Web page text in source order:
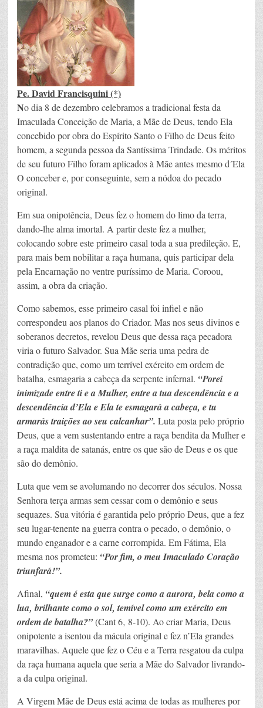
Pe. David Francisquini (*)
No dia 8 de dezembro celebramos a tradicional festa da
Imaculada Conceição de Maria, a Mãe de Deus, tendo Ela
concebido por obra do Espírito Santo o Filho de Deus feito
homem, a segunda pessoa da Santíssima Trindade. Os méritos
de seu futuro Filho foram aplicados à Mãe antes mesmo d´Ela
O conceber e, por conseguinte, sem a nódoa do pecado
original.
Em sua onipotência, Deus fez o homem do limo da terra,
dando-lhe alma imortal. A partir deste fez a mulher,
colocando sobre este primeiro casal toda a sua predileção. E,
para mais bem nobilitar a raça humana, quis participar dela
pela Encarnação no ventre puríssimo de Maria. Coroou,
assim, a obra da criação.
Como sabemos, esse primeiro casal foi infiel e não
correspondeu aos planos do Criador. Mas nos seus divinos e
soberanos decretos, revelou Deus que dessa raça pecadora
viria o futuro Salvador. Sua Mãe seria uma pedra de
contradição que, como um terrível exército em ordem de
batalha, esmagaria a cabeça da serpente infernal. “Porei
inimizade entre ti e a Mulher, entre a tua descendência e a
descendência d’Ela e Ela te esmagará a cabeça, e tu
armarás traições ao seu calcanhar”. Luta posta pelo próprio
Deus, que a vem sustentando entre a raça bendita da Mulher e
a raça maldita de satanás, entre os que são de Deus e os que
são do demônio.
Luta que vem se avolumando no decorrer dos séculos. Nossa
Senhora terça armas sem cessar com o demônio e seus
sequazes. Sua vitória é garantida pelo próprio Deus, que a fez
seu lugar-tenente na guerra contra o pecado, o demônio, o
mundo enganador e a carne corrompida. Em Fátima, Ela
mesma nos prometeu: “Por fim, o meu Imaculado Coração
triunfará!”.
Afinal, “quem é esta que surge como a aurora‚ bela como a
lua‚ brilhante como o sol‚ temível como um exército em
ordem de batalha?”(Cant 6‚ 8-10). Ao criar Maria, Deus
onipotente a isentou da mácula original e fez n’Ela grandes
maravilhas. Aquele que fez o Céu e a Terra resgatou da culpa
da raça humana aquela que seria a Mãe do Salvador livrando-
a da culpa original.
A Virgem Mãe de Deus está acima de todas as mulheres por